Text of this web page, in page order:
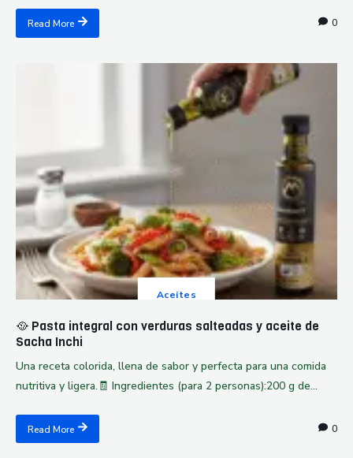
Read More 0
Aceites
🥘 Pasta integral con verduras salteadas y aceite de
Sacha Inchi
Una receta colorida, llena de sabor y perfecta para una comida
nutritiva y ligera.🧾 Ingredientes (para 2 personas):200 g de...
Read More 0